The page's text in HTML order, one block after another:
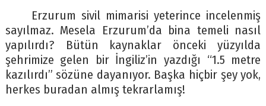
Erzurum sivil mimarisi yeterince incelenmiş
sayılmaz. Mesela Erzurum’da bina temeli nasıl
yapılırdı? Bütün kaynaklar önceki yüzyılda
şehrimize gelen bir İngiliz’in yazdığı “1.5 metre
kazılırdı” sözüne dayanıyor. Başka hiçbir şey yok,
herkes buradan almış tekrarlamış!